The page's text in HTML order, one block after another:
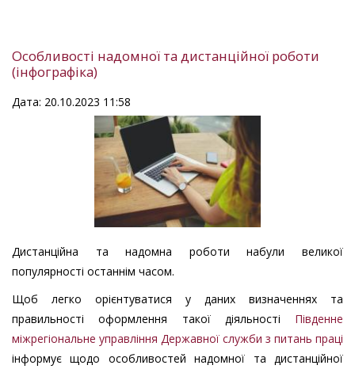
Особливості надомної та дистанційної роботи
(інфографіка)
Дата: 20.10.2023 11:58
Дистанційна та надомна роботи набули великої
популярності останнім часом.
Щоб легко орієнтуватися у даних визначеннях та
правильності оформлення такої діяльності Південне
міжрегіональне управління Державної служби з питань праці
інформує щодо особливостей надомної та дистанційної